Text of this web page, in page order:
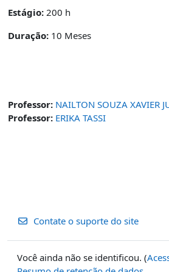
Estágio: 200 h
Duração: 10 Meses
Professor: NAILTON SOUZA XAVIER
Professor: ERIKA TASSI
Contate o suporte do site
Você ainda não se identificou. (